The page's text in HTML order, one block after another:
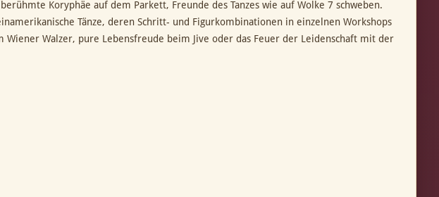
Koryphäe auf dem Parkett, Freunde des Tanzes wie auf Wolke 7 schweben.
Tänze, deren Schritt- und Figurkombinationen in einzelnen Workshops
Walzer, pure Lebensfreude beim Jive oder das Feuer der Leidenschaft mit der